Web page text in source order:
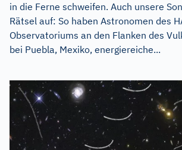
in die Ferne schweifen. Auch unsere
Rätsel auf: So haben Astronomen des
Observatoriums an den Flanken des
bei Puebla, Mexiko, energiereiche...